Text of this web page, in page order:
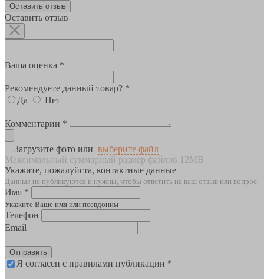
Оставить отзыв
Оставить отзыв
Ваша оценка *
Рекомендуете данный товар? *
Да
Нет
Комментарии *
Загрузите фото или выберите файл
Максимальный суммарный размер файлов 12MB
Укажите, пожалуйста, контактные данные
Данные не публикуются и нужны, чтобы ответить на ваш отзыв или вопрос
Имя *
Укажите Ваше имя или псевдоним
Телефон
Email
Отправить
Я согласен с правилами публикации *